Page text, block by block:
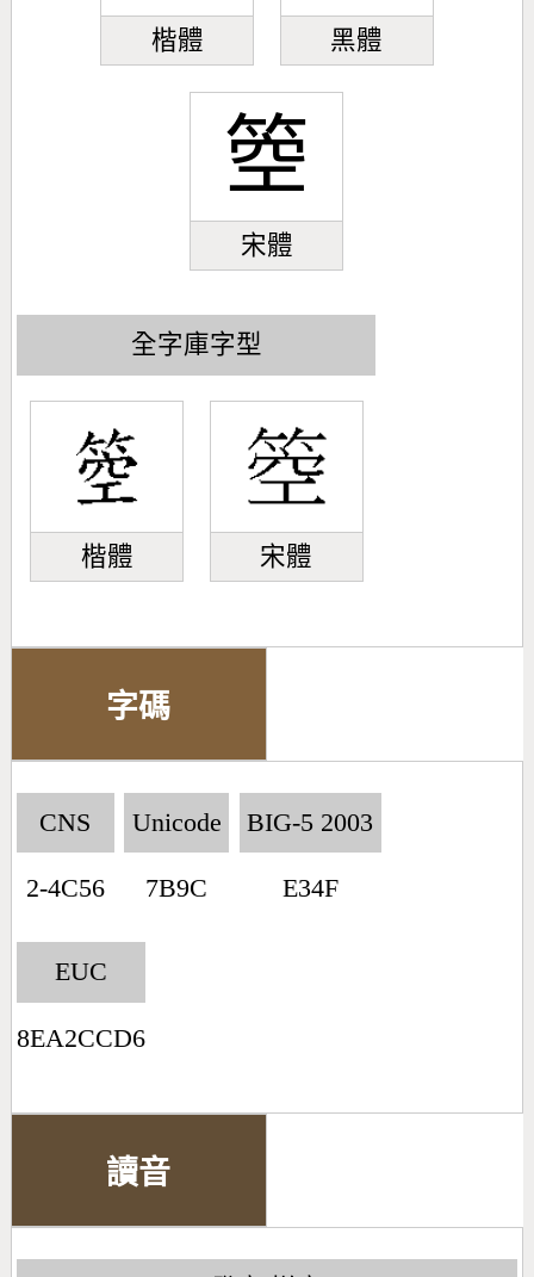
楷體 黑體
箜
宋體
全字庫字型
楷體 宋體
字碼
CNS
2-4C56
Unicode
7B9C
BIG-5 2003
E34F
EUC
8EA2CCD6
讀音